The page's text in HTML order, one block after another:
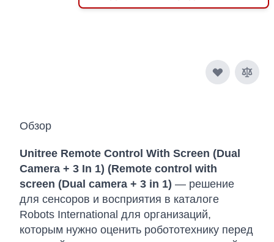
Обзор
Unitree Remote Control With Screen (Dual
Camera + 3 In 1) (Remote control with
screen (Dual camera + 3 in 1) — решение
для сенсоров и восприятия в каталоге
Robots International для организаций,
которым нужно оценить робототехнику перед